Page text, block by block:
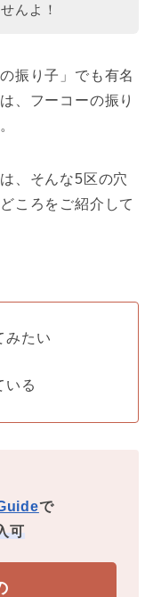
んよ！
振り子」でも有名
、フーコーの振り
、そんな5区の穴
ころをご紹介して
みたい
いる
で
可